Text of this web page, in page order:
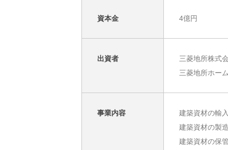
資本金 4億円
出資者
三菱地所株式
三菱地所ホー
事業内容
建築資材の輸
建築資材の製
建築資材の保